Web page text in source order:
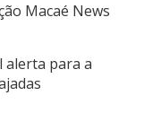
Macaé News
alerta para a